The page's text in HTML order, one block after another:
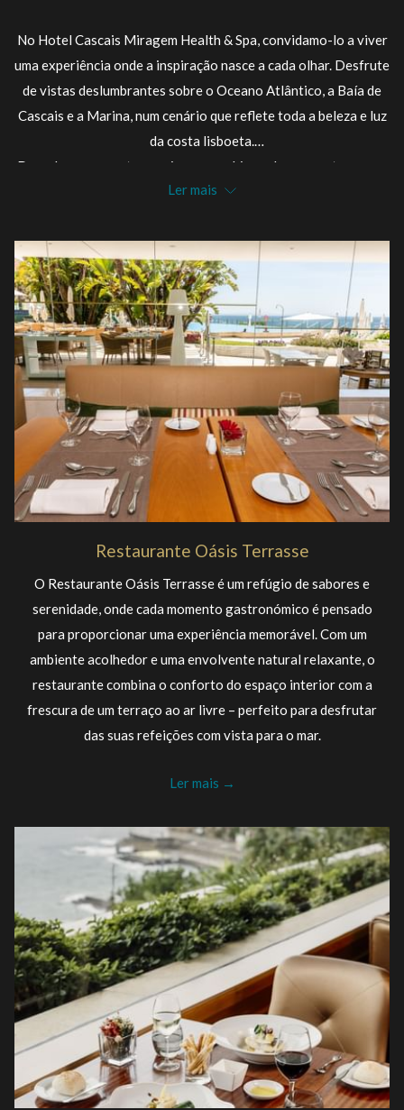
No Hotel Cascais Miragem Health & Spa, convidamo-lo a viver
uma experiência onde a inspiração nasce a cada olhar. Desfrute
de vistas deslumbrantes sobre o Oceano Atlântico, a Baía de
Cascais e a Marina, num cenário que reflete toda a beleza e luz
da costa lisboeta.
Descubra uma gastronomia que combina sabores portugueses
e influências internacionais, preparada com paixão e
Entre momentos de prazer e contemplação, deixe-se levar
pelas nossas sugestões e aprecie a envolvente única dos
nossos restaurantes, bar e lounge, onde cada detalhe convida a
saborear o presente.
Ler mais
Restaurante Oásis Terrasse
O Restaurante Oásis Terrasse é um refúgio de sabores e
serenidade, onde cada momento gastronómico é pensado
para proporcionar uma experiência memorável. Com um
ambiente acolhedor e uma envolvente natural relaxante, o
restaurante combina o conforto do espaço interior com a
frescura de um terraço ao ar livre – perfeito para desfrutar
das suas refeições com vista para o mar.
Ler mais